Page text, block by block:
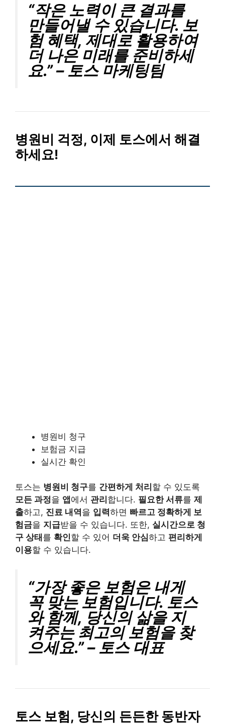
“작은 노력이 큰 결과를
만들어낼 수 있습니다. 보
험 혜택, 제대로 활용하여
더 나은 미래를 준비하세
요.” – 토스 마케팅팀
병원비 걱정, 이제 토스에서 해결
하세요!
병원비 청구
보험금 지급
실시간 확인
토스는 병원비 청구를 간편하게 처리 할 수 있도록
모든 과정을 앱 에서 관리 합니다. 필요한 서류를 제
출하고, 진료 내역을 입력하면 빠르고 정확하게 보
험금을 지급받을 수 있습니다. 또한, 실시간으로 청
구 상태 를 확인할 수 있어 더욱 안심하고 편리하게
이용할 수 있습니다.
“가장 좋은 보험은 내게
꼭 맞는 보험입니다. 토스
와 함께, 당신의 삶을 지
켜주는 최고의 보험을 찾
으세요.” – 토스 대표
토스 보험, 당신의 든든한 동반자